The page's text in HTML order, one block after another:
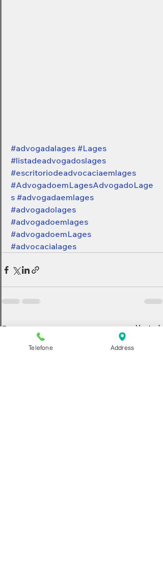
#advogadalages #Lages
#listadeadvogadoslages
#escritoriodeadvocaciaemlages
#AdvogadoemLagesAdvogadoLage
s #advogadaemlages
#advogadolages
#advogadoemlages
#advogadoemLages
#advocacialages
Posts recentes Ver tudo
Telefone Address